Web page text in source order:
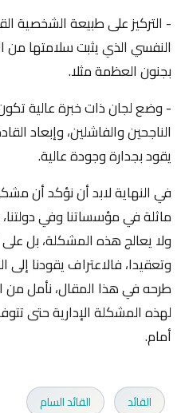
- التركيز على طبيعة الشخصية
النفسي الذي يثبت سلامتها من
بجنون العظمة مثلا.
- وضع لجان ذات خبرة عالية
الناجحين والفاشلين، وإبعاد
يقود بجدارة وجودة عالية.
في النهاية لابد أن نؤكد أن
ماثلة في مؤسساتنا وفي دولتنا،
ولا يعالج هذه المشكلة، بل
وتعقيدا، فالاعتراف يقودنا
طرحه في هذا المقال، نأمل من
لهذه المشكلة الإدارية حتى
أمام.
القائد القائد السام